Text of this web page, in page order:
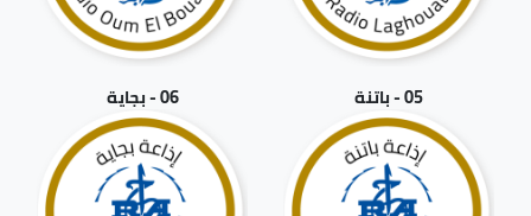
05 - باتنة 06 - بجاية